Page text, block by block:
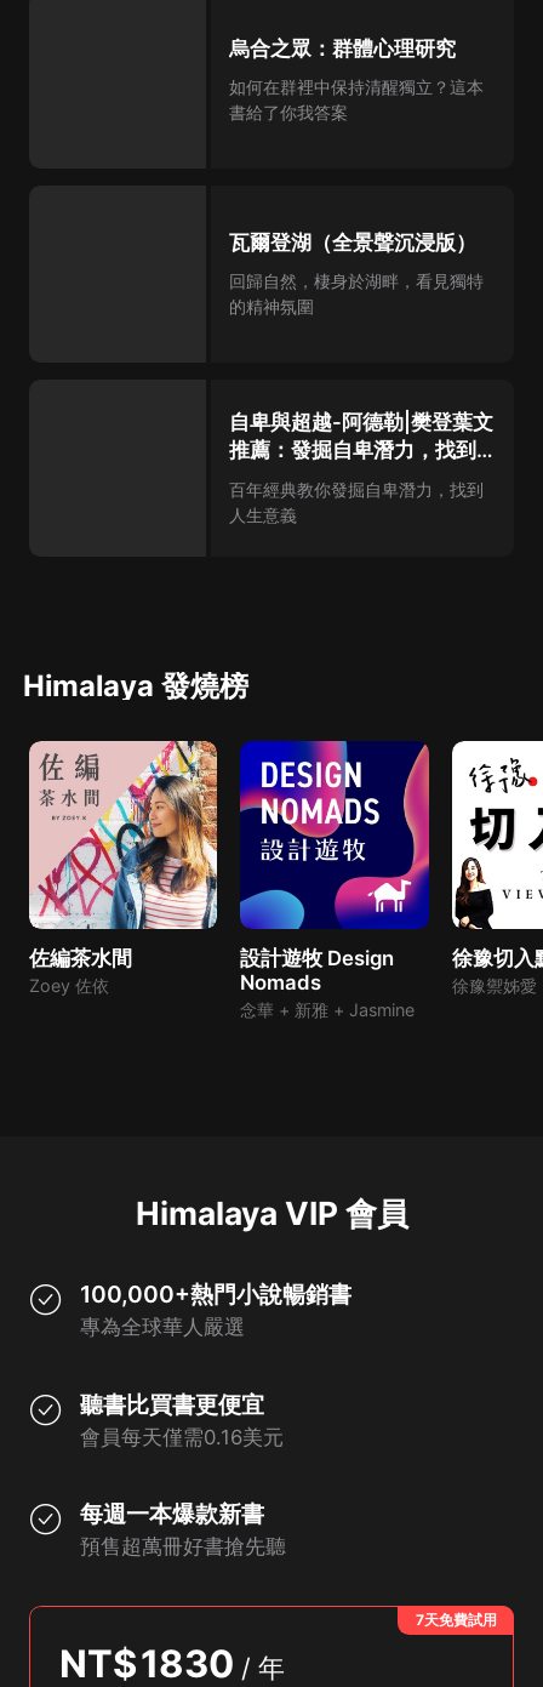
烏合之眾：群體心理研究
如何在群裡中保持清醒獨立？這本
書給了你我答案
瓦爾登湖（全景聲沉浸版）
回歸自然，棲身於湖畔，看見獨特
的精神氛圍
自卑與超越-阿德勒|樊登葉文
推薦：發掘自卑潛力，找到人
生意義
百年經典教你發掘自卑潛力，找到
人生意義
Himalaya 發燒榜
佐編茶水間
Zoey 佐依
設計遊牧 Design
Nomads
念華 + 新雅 + Jasmine
徐豫切入
徐豫禦姊愛
Himalaya VIP 會員
100,000+熱門小說暢銷書
專為全球華人嚴選
聽書比買書更便宜
會員每天僅需0.16美元
每週一本爆款新書
預售超萬冊好書搶先聽
NT$1830 /年
7天免費試用